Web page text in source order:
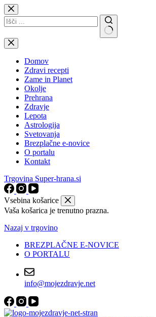
Skip
to
content
No
results
Domov
Zdravi recepti
Zame in Planet
Okolje
Prehrana
Zdravje
Lepota
Astrologija
Svetovanja
Brezplačne e-novice
O portalu
Kontakt
Trgovina Super-hrana.si
Vsebina košarice
Vaša košarica je trenutno prazna.
Nazaj v trgovino
BREZPLAČNE E-NOVICE
O PORTALU
info@mojezdravje.net